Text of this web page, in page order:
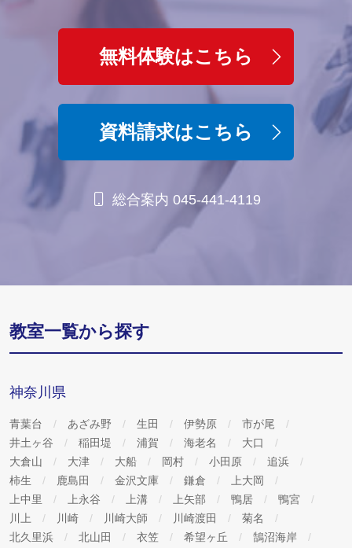
無料体験はこちら
資料請求はこちら
総合案内 045-441-4119
教室一覧から探す
神奈川県
青葉台 あざみ野 生田 伊勢原
市が尾
井土ヶ谷
稲田堤 浦賀 海老名
大口
大倉山
大津 大船 岡村 小田原
追浜
柿生
鹿島田 金沢文庫 鎌倉
上大岡
上中里
上永谷 上溝 上矢部 鴨居
鴨宮
川上
川崎 川崎大師 川崎渡田
菊名
北久里浜
北山田 衣笠 希望ヶ丘 鵠沼海岸